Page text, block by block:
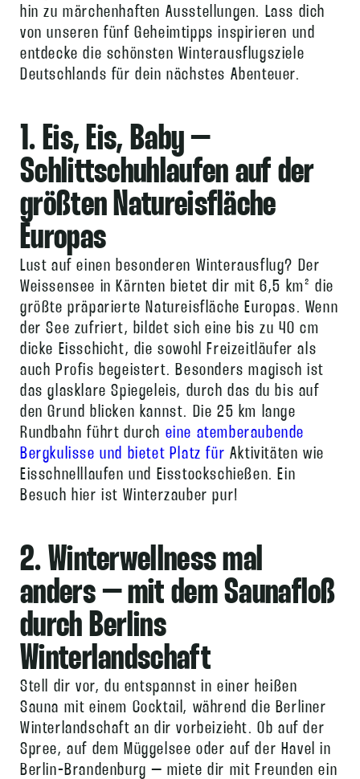
hin zu märchenhaften Ausstellungen. Lass dich
von unseren fünf Geheimtipps inspirieren und
entdecke die schönsten Winterausflugsziele
Deutschlands für dein nächstes Abenteuer.
1. Eis, Eis, Baby –
Schlittschuhlaufen auf der
größten Natureisfläche
Europas
Lust auf einen besonderen Winterausflug? Der
Weissensee in Kärnten bietet dir mit 6,5 km² die
größte präparierte Natureisfläche Europas. Wenn
der See zufriert, bildet sich eine bis zu 40 cm
dicke Eisschicht, die sowohl Freizeitläufer als
auch Profis begeistert. Besonders magisch ist
das glasklare Spiegeleis, durch das du bis auf
den Grund blicken kannst. Die 25 km lange
Rundbahn führt durch eine atemberaubende
Bergkulisse und bietet Platz für Aktivitäten wie
Eisschnelllaufen und Eisstockschießen. Ein
Besuch hier ist Winterzauber pur!
2. Winterwellness mal
anders – mit dem Saunafloß
durch Berlins
Winterlandschaft
Stell dir vor, du entspannst in einer heißen
Sauna mit einem Cocktail, während die Berliner
Winterlandschaft an dir vorbeizieht. Ob auf der
Spree, auf dem Müggelsee oder auf der Havel in
Berlin-Brandenburg – miete dir mit Freunden ein